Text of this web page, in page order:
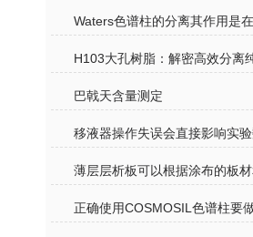
H103大孔树脂：解密高效分离
巴戟天含量测定
移液器操作失误会直接影响实